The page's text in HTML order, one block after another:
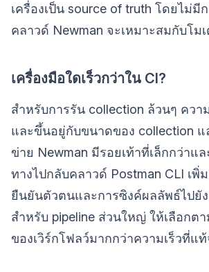
เครื่องเป็น source of truth โดยไม่มี
คลาวด์ Newman จะเหมาะสมกับโม
เครื่องมือใดเร็วกว่าใน CI?
สำหรับการรัน collection ล้วนๆ คว
และขึ้นอยู่กับขนาดของ collection แ
ข่าย Newman มีรอยเท้าที่เล็กกว่าแ
ทางไปกลับคลาวด์ Postman CLI เพิ่
ยืนยันตัวตนและการซิงค์ผลลัพธ์ไปยั
สำหรับ pipeline ส่วนใหญ่ ให้เลือกต
ของเวิร์กโฟลว์มากกว่าความเร็วที่แท้